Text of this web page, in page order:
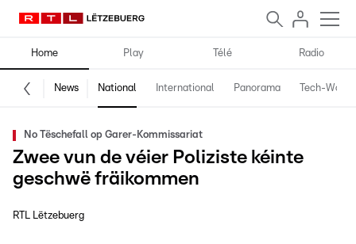
Home Play Télé Radio
News National International Panorama Tech-World
No Tëschefall op Garer-Kommissariat
Zwee vun de véier Poliziste kéinte
geschwë fräikommen
RTL Lëtzebuerg